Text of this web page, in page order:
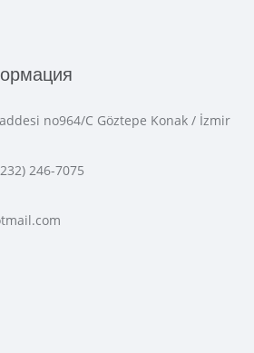
no964/C Göztepe Konak / İzmir
246-7075